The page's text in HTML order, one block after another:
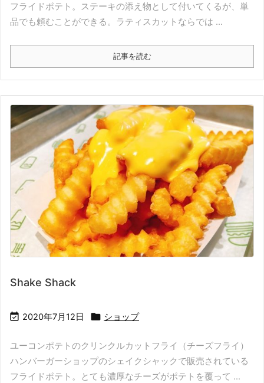
フライドポテト。ステーキの添え物として付いてくるが、単
品でも頼むことができる。ラティスカットならでは ...
記事を読む
Shake Shack
 2020年7月12日  ショップ
ユーコンポテトのクリンクルカットフライ（チーズフライ）
ハンバーガーショップのシェイクシャックで販売されている
フライドポテト。とても濃厚なチーズがポテトを覆って ...